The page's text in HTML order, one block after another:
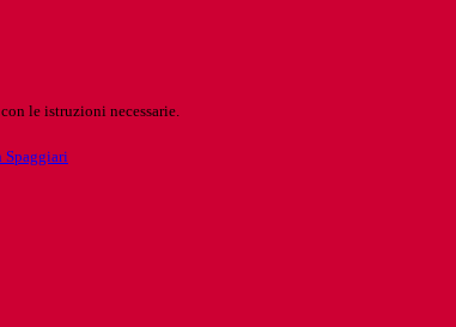
le istruzioni necessarie.
Spaggiari